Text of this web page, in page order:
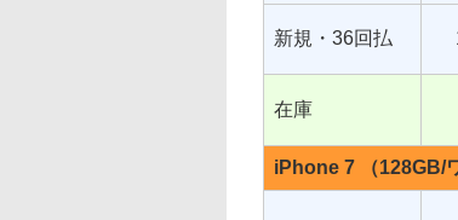
新規・36回払
在庫
iPhone 7 （128GB/